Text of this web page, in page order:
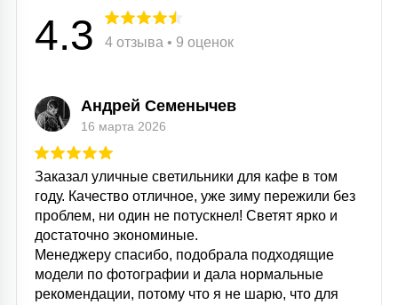
4.3 4 отзыва • 9 оценок
Андрей Семенычев
16 марта 2026
Заказал уличные светильники для кафе в том
году. Качество отличное, уже зиму пережили без
проблем, ни один не потускнел! Светят ярко и
достаточно экономиные.
Менеджеру спасибо, подобрала подходящие
модели по фотографии и дала нормальные
рекомендации, потому что я не шарю, что для